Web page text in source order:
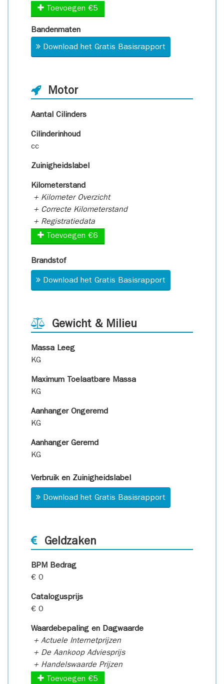
Toevoegen €5
Bandenmaten
Download het Gratis Basisrapport
Motor
Aantal Cilinders
Cilinderinhoud
cc
Zuinigheidslabel
Kilometerstand
+ Kilometer Overzicht
+ Correcte Kilometerstand
+ Registratiedata
Toevoegen €6
Brandstof
Download het Gratis Basisrapport
Gewicht & Milieu
Massa Leeg
KG
Maximum Toelaatbare Massa
KG
Aanhanger Ongeremd
KG
Aanhanger Geremd
KG
Verbruik en Zuinigheidslabel
Download het Gratis Basisrapport
Geldzaken
BPM Bedrag
€ 0
Catalogusprijs
€ 0
Waardebepaling en Dagwaarde
+ Actuele Internetprijzen
+ De Aankoop Adviesprijs
+ Handelswaarde Prijzen
Toevoegen €5